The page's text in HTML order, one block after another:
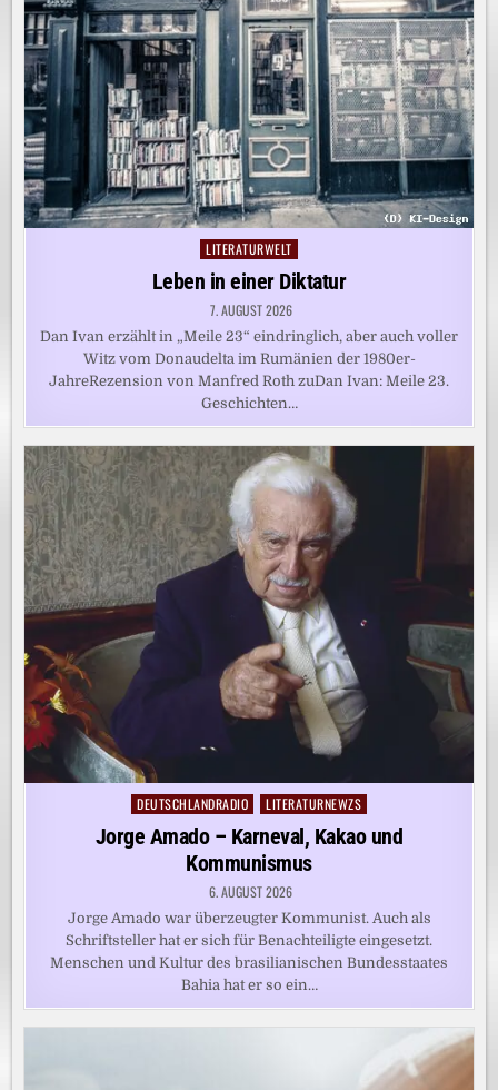
Posted
in
LITERATURWELT
Leben in einer Diktatur
7. AUGUST 2026
Dan Ivan erzählt in „Meile 23“ eindringlich, aber auch voller
Witz vom Donaudelta im Rumänien der 1980er-
JahreRezension von Manfred Roth zuDan Ivan: Meile 23.
Geschichten…
Posted
DEUTSCHLANDRADIO LITERATURNEWZS
Jorge Amado – Karneval, Kakao und
Kommunismus
6. AUGUST 2026
Jorge Amado war überzeugter Kommunist. Auch als
Schriftsteller hat er sich für Benachteiligte eingesetzt.
Menschen und Kultur des brasilianischen Bundesstaates
Bahia hat er so ein…